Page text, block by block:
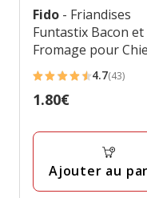
Fido - Friandises
Funtastix Bacon et
Fromage pour
150g
4.7
étoiles
43
4.7(43)
Prix
1.80€
Ajouter au